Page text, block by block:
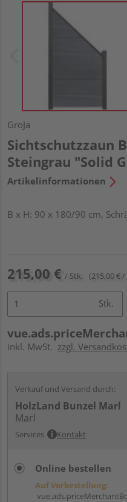
GroJa
Sichtschutzzaun
Steingrau "Solid
Artikelinformationen
B x H: 90 x 180/90 cm,
215,00 € / Stk. (215,00 € /
Stk.
inkl. MwSt. zzgl.
Verkauf und Versand durch:
HolzLand Bunzel Marl
Marl
Services Kontakt
Online bestellen
Auf Vorbestellung: